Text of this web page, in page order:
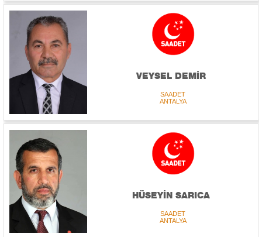
VEYSEL DEMİR
SAADET
ANTALYA
HÜSEYİN SARICA
SAADET
ANTALYA